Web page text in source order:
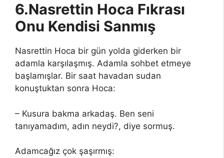
6.Nasrettin Hoca Fıkrası
Onu Kendisi Sanmış
Nasrettin Hoca bir gün yolda giderken bir
adamla karşılaşmış. Adamla sohbet etmeye
başlamışlar. Bir saat havadan sudan
konuştuktan sonra Hoca:
– Kusura bakma arkadaş. Ben seni
tanıyamadım, adın neydi?, diye sormuş.
Adamcağız çok şaşırmış: